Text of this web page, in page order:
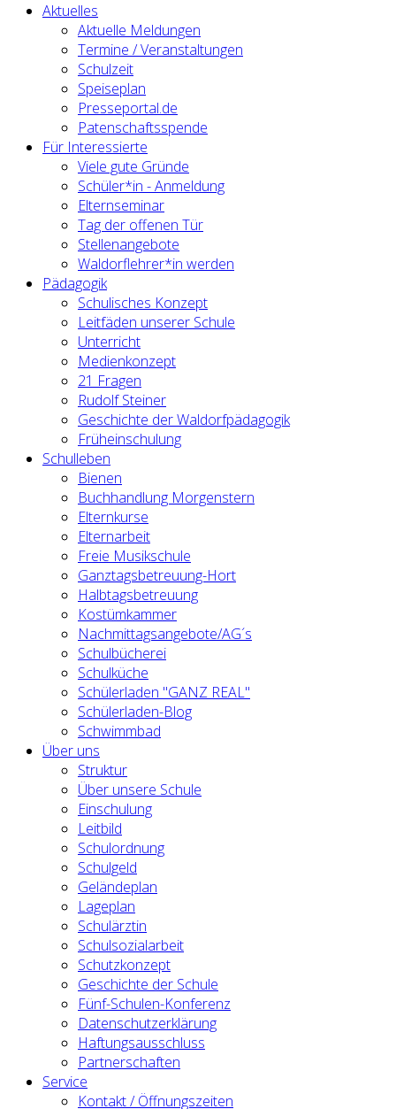
Aktuelles
Aktuelle Meldungen
Termine / Veranstaltungen
Schulzeit
Speiseplan
Presseportal.de
Patenschaftsspende
Für Interessierte
Viele gute Gründe
Schüler*in - Anmeldung
Elternseminar
Tag der offenen Tür
Stellenangebote
Waldorflehrer*in werden
Pädagogik
Schulisches Konzept
Leitfäden unserer Schule
Unterricht
Medienkonzept
21 Fragen
Rudolf Steiner
Geschichte der Waldorfpädagogik
Früheinschulung
Schulleben
Bienen
Buchhandlung Morgenstern
Elternkurse
Elternarbeit
Freie Musikschule
Ganztagsbetreuung-Hort
Halbtagsbetreuung
Kostümkammer
Nachmittagsangebote/AG´s
Schulbücherei
Schulküche
Schülerladen "GANZ REAL"
Schülerladen-Blog
Schwimmbad
Über uns
Struktur
Über unsere Schule
Einschulung
Leitbild
Schulordnung
Schulgeld
Geländeplan
Lageplan
Schulärztin
Schulsozialarbeit
Schutzkonzept
Geschichte der Schule
Fünf-Schulen-Konferenz
Datenschutzerklärung
Haftungsausschluss
Partnerschaften
Service
Kontakt / Öffnungszeiten